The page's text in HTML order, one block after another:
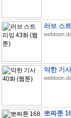
러브 스
악한 기
뽀짜툰